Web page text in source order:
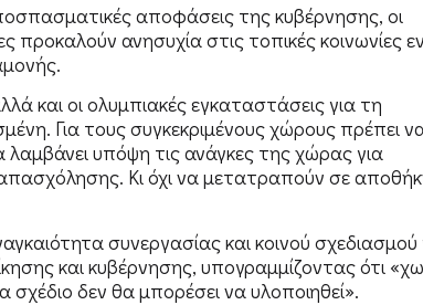
αποφάσεις της κυβέρνησης, οι
προκαλούν ανησυχία στις τοπικές κοινωνίες
και οι ολυμπιακές εγκαταστάσεις για τη
Για τους συγκεκριμένους χώρους πρέπει
υπόψη τις ανάγκες της χώρας για
Κι όχι να μετατραπούν σε
συνεργασίας και κοινού σχεδιασμού
και κυβέρνησης, υπογραμμίζοντας ότι
δεν θα μπορέσει να υλοποιηθεί».